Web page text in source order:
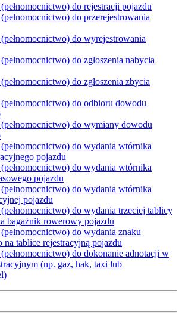
do rejestracji pojazdu
do przerejestrowania
do wyrejestrowania
do zgłoszenia nabycia
do zgłoszenia zbycia
do odbioru dowodu
do wymiany dowodu
do wydania wtórnika
pojazdu
do wydania wtórnika
pojazdu
do wydania wtórnika
pojazdu
do wydania trzeciej tablicy
bagażnik rowerowy pojazdu
do wydania znaku
na tablice rejestracyjną pojazdu
do dokonanie adnotacji w
(np. gaz, hak, taxi lub